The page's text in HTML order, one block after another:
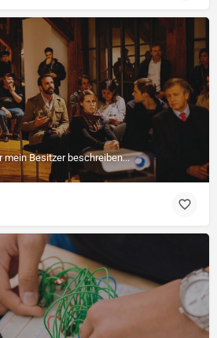
mein Besitzer beschreiben...